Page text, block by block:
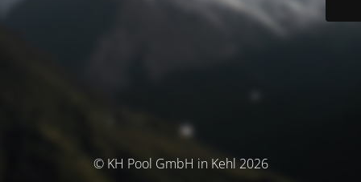
© KH Pool GmbH in Kehl 2026